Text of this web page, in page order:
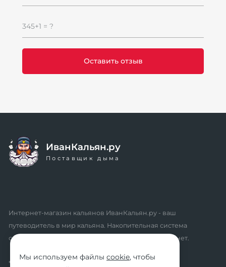
Мы используем файлы cookie, чтобы
345+1 = ?
ИванКальян.ру
Поставщик дыма
Интернет-магазин кальянов ИванКальян.ру - ваш
путеводитель в мир кальяна. Накопительная система
скидок, промокоды, акции. Удобный личный кабинет.
* мы не осуществляем дистанционную продажу